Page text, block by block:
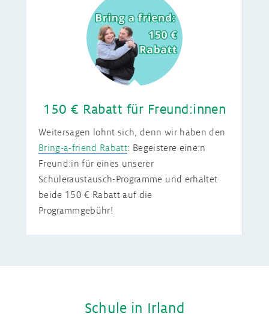
150 € Rabatt für Freund:innen
Weitersagen lohnt sich, denn wir haben den
Bring-a-friend Rabatt: Begeistere eine:n
Freund:in für eines unserer
Schüleraustausch-Programme und erhaltet
beide 150 € Rabatt auf die
Programmgebühr!
Schule in Irland